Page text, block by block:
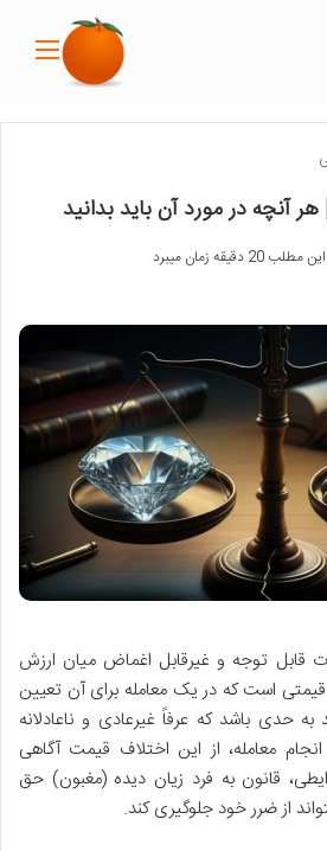
در مورد آن باید بدانید
دقیقه زمان میبرد
قابل توجه و غیرقابل اغماض میان ارزش
است که در یک معامله برای آن تعیین
حدی باشد که عرفاً غیرعادی و ناعادلانه
معامله، از این اختلاف قیمت آگاهی
قانون به فرد زیان دیده (مغبون) حق
از ضرر خود جلوگیری کند.